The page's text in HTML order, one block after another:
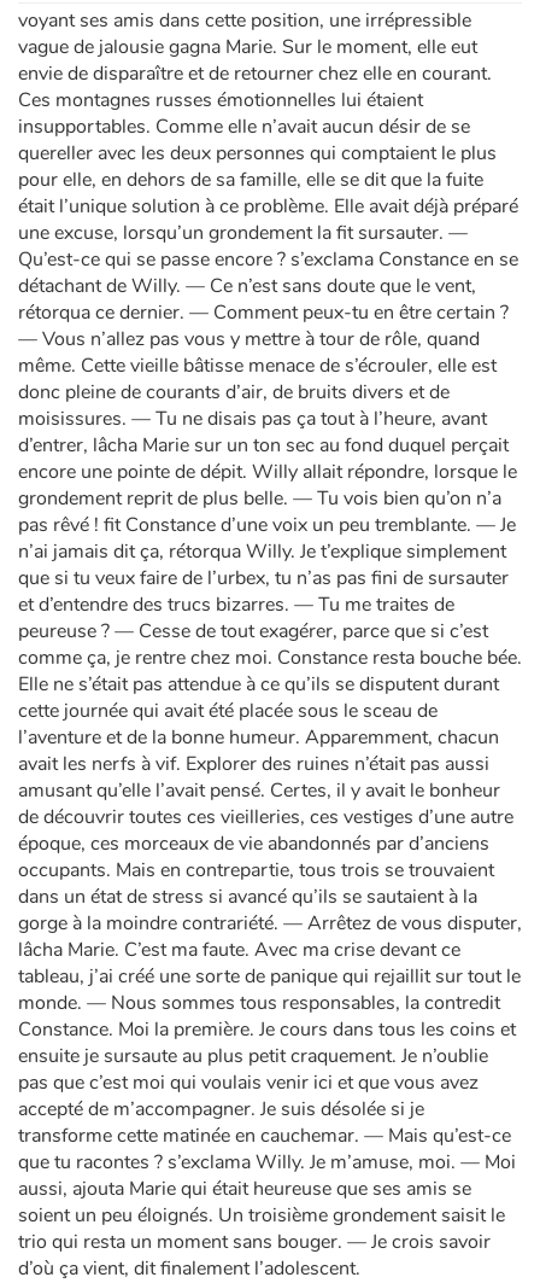
voyant ses amis dans cette position, une irrépressible
vague de jalousie gagna Marie. Sur le moment, elle eut
envie de disparaître et de retourner chez elle en courant.
Ces montagnes russes émotionnelles lui étaient
insupportables. Comme elle n’avait aucun désir de se
quereller avec les deux personnes qui comptaient le plus
pour elle, en dehors de sa famille, elle se dit que la fuite
était l’unique solution à ce problème. Elle avait déjà préparé
une excuse, lorsqu’un grondement la fit sursauter. —
Qu’est-ce qui se passe encore ? s’exclama Constance en se
détachant de Willy. — Ce n’est sans doute que le vent,
rétorqua ce dernier. — Comment peux-tu en être certain ?
— Vous n’allez pas vous y mettre à tour de rôle, quand
même. Cette vieille bâtisse menace de s’écrouler, elle est
donc pleine de courants d’air, de bruits divers et de
moisissures. — Tu ne disais pas ça tout à l’heure, avant
d’entrer, lâcha Marie sur un ton sec au fond duquel perçait
encore une pointe de dépit. Willy allait répondre, lorsque le
grondement reprit de plus belle. — Tu vois bien qu’on n’a
pas rêvé ! fit Constance d’une voix un peu tremblante. — Je
n’ai jamais dit ça, rétorqua Willy. Je t’explique simplement
que si tu veux faire de l’urbex, tu n’as pas fini de sursauter
et d’entendre des trucs bizarres. — Tu me traites de
peureuse ? — Cesse de tout exagérer, parce que si c’est
comme ça, je rentre chez moi. Constance resta bouche bée.
Elle ne s’était pas attendue à ce qu’ils se disputent durant
cette journée qui avait été placée sous le sceau de
l’aventure et de la bonne humeur. Apparemment, chacun
avait les nerfs à vif. Explorer des ruines n’était pas aussi
amusant qu’elle l’avait pensé. Certes, il y avait le bonheur
de découvrir toutes ces vieilleries, ces vestiges d’une autre
époque, ces morceaux de vie abandonnés par d’anciens
occupants. Mais en contrepartie, tous trois se trouvaient
dans un état de stress si avancé qu’ils se sautaient à la
gorge à la moindre contrariété. — Arrêtez de vous disputer,
lâcha Marie. C’est ma faute. Avec ma crise devant ce
tableau, j’ai créé une sorte de panique qui rejaillit sur tout le
monde. — Nous sommes tous responsables, la contredit
Constance. Moi la première. Je cours dans tous les coins et
ensuite je sursaute au plus petit craquement. Je n’oublie
pas que c’est moi qui voulais venir ici et que vous avez
accepté de m’accompagner. Je suis désolée si je
transforme cette matinée en cauchemar. — Mais qu’est-ce
que tu racontes ? s’exclama Willy. Je m’amuse, moi. — Moi
aussi, ajouta Marie qui était heureuse que ses amis se
soient un peu éloignés. Un troisième grondement saisit le
trio qui resta un moment sans bouger. — Je crois savoir
d’où ça vient, dit finalement l’adolescent.